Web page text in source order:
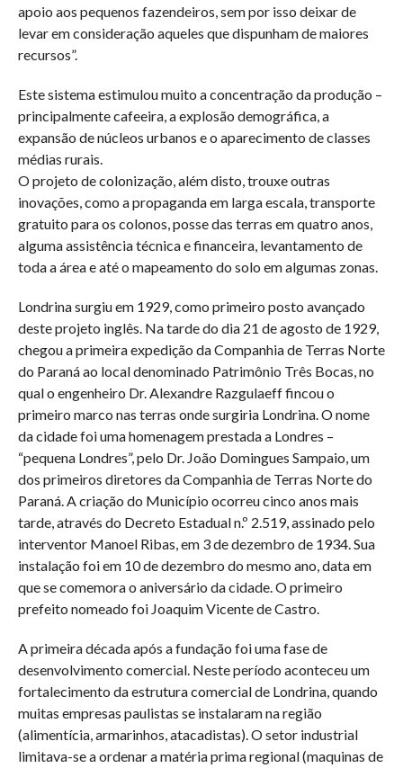
apoio aos pequenos fazendeiros, sem por isso deixar de
levar em consideração aqueles que dispunham de maiores
recursos”.
Este sistema estimulou muito a concentração da produção –
principalmente cafeeira, a explosão demográfica, a
expansão de núcleos urbanos e o aparecimento de classes
médias rurais.
O projeto de colonização, além disto, trouxe outras
inovações, como a propaganda em larga escala, transporte
gratuito para os colonos, posse das terras em quatro anos,
alguma assistência técnica e financeira, levantamento de
toda a área e até o mapeamento do solo em algumas zonas.
Londrina surgiu em 1929, como primeiro posto avançado
deste projeto inglês. Na tarde do dia 21 de agosto de 1929,
chegou a primeira expedição da Companhia de Terras Norte
do Paraná ao local denominado Patrimônio Três Bocas, no
qual o engenheiro Dr. Alexandre Razgulaeff fincou o
primeiro marco nas terras onde surgiria Londrina. O nome
da cidade foi uma homenagem prestada a Londres –
“pequena Londres”, pelo Dr. João Domingues Sampaio, um
dos primeiros diretores da Companhia de Terras Norte do
Paraná. A criação do Município ocorreu cinco anos mais
tarde, através do Decreto Estadual n.º 2.519, assinado pelo
interventor Manoel Ribas, em 3 de dezembro de 1934. Sua
instalação foi em 10 de dezembro do mesmo ano, data em
que se comemora o aniversário da cidade. O primeiro
prefeito nomeado foi Joaquim Vicente de Castro.
A primeira década após a fundação foi uma fase de
desenvolvimento comercial. Neste período aconteceu um
fortalecimento da estrutura comercial de Londrina, quando
muitas empresas paulistas se instalaram na região
(alimentícia, armarinhos, atacadistas). O setor industrial
limitava-se a ordenar a matéria prima regional (maquinas de